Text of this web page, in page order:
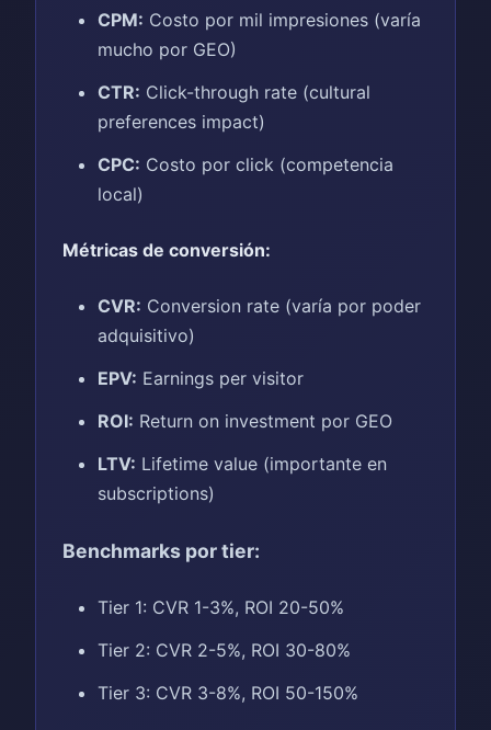
CPM: Costo por mil impresiones (varía
mucho por GEO)
CTR: Click-through rate (cultural
preferences impact)
CPC: Costo por click (competencia
local)
Métricas de conversión:
CVR: Conversion rate (varía por poder
adquisitivo)
EPV: Earnings per visitor
ROI: Return on investment por GEO
LTV: Lifetime value (importante en
subscriptions)
Benchmarks por tier:
Tier 1: CVR 1-3%, ROI 20-50%
Tier 2: CVR 2-5%, ROI 30-80%
Tier 3: CVR 3-8%, ROI 50-150%